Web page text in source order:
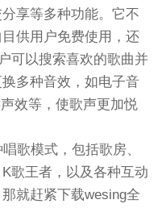
享等多种功能。它不
供用户免费使用，还
可以搜索喜欢的歌曲并
多种音效，如电子音
效等，使歌声更加悦
歌模式，包括歌房、
歌王者，以及各种互动
就赶紧下载wesing全